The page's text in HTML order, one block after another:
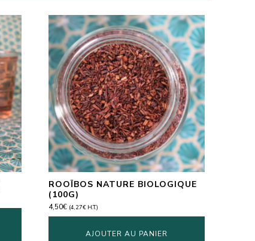
ROOÏBOS NATURE BIOLOGIQUE
(100G)
4,50€ (4,27€H.T.)
AJOUTER AU PANIER